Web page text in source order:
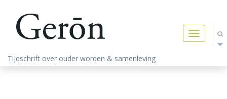
Toggle
navigation
Tijdschrift over ouder worden & samenleving